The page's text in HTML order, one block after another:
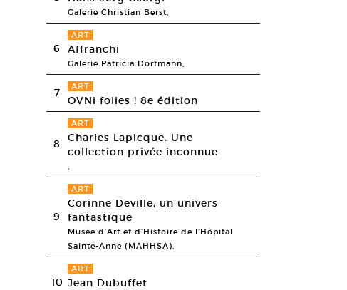
Galerie Christian Berst,
6
ART
Affranchi
Galerie Patricia Dorfmann,
7 ART
OVNi folies ! 8e édition
8
ART
Charles Lapicque. Une
collection privée inconnue
,
9
ART
Corinne Deville, un univers
fantastique
Musée d’Art et d’Histoire de l’Hôpital
Sainte-Anne (MAHHSA),
10
ART
Jean Dubuffet